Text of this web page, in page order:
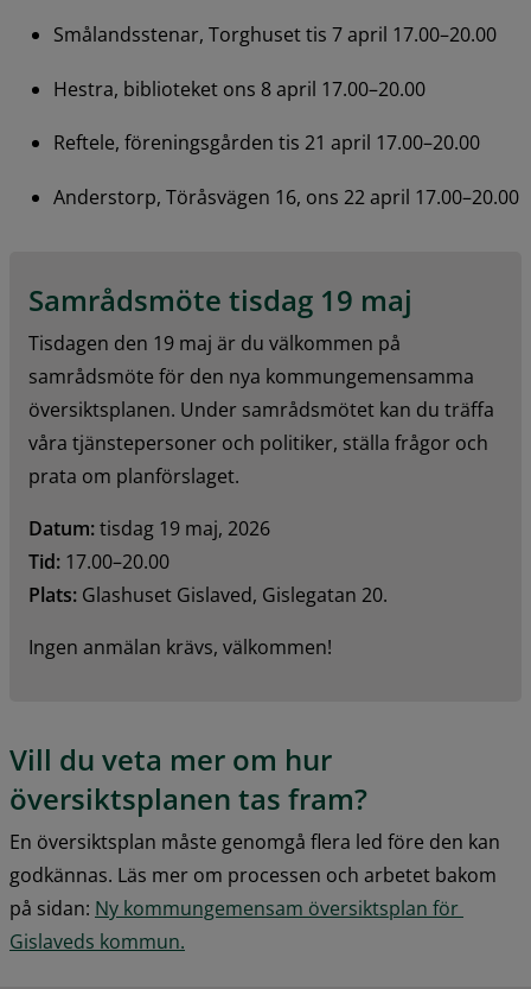
Smålandsstenar, Torghuset tis 7 april 17.00–20.00
Hestra, biblioteket ons 8 april 17.00–20.00
Reftele, föreningsgården tis 21 april 17.00–20.00
Anderstorp, Töråsvägen 16, ons 22 april 17.00–20.00
Samrådsmöte tisdag 19 maj
Tisdagen den 19 maj är du välkommen på
samrådsmöte för den nya kommungemensamma
översiktsplanen. Under samrådsmötet kan du träffa
våra tjänstepersoner och politiker, ställa frågor och
prata om planförslaget.
Datum: tisdag 19 maj, 2026
Tid: 17.00–20.00
Plats: Glashuset Gislaved, Gislegatan 20.
Ingen anmälan krävs, välkommen!
Vill du veta mer om hur
översiktsplanen tas fram?
En översiktsplan måste genomgå flera led före den kan
godkännas. Läs mer om processen och arbetet bakom
på sidan: Ny kommungemensam översiktsplan för
Gislaveds kommun.